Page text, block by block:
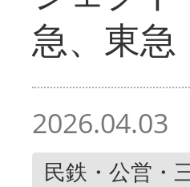
急、東急
2026.04.03
民鉄・公営・